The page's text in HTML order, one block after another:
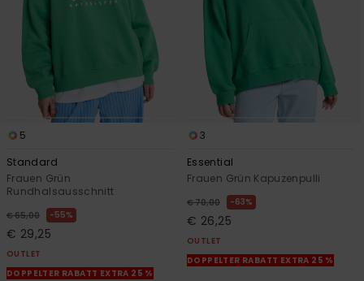
5
Standard
Frauen Grün
Rundhalsausschnitt
€ 65,00 55%
€ 29,25
OUTLET
DOPPELTER RABATT EXTRA 25 %
3
Essential
Frauen Grün Kapuzenpulli
€ 70,00 63%
€ 26,25
OUTLET
DOPPELTER RABATT EXTRA 25 %